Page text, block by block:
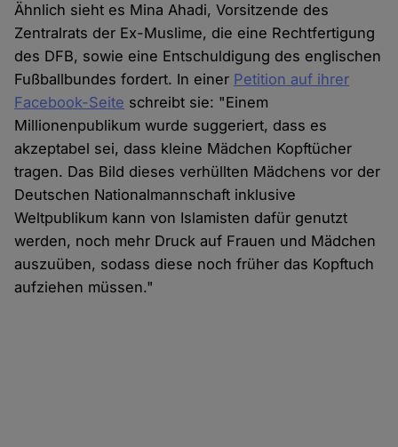
Ähnlich sieht es Mina Ahadi, Vorsitzende des
Zentralrats der Ex-Muslime, die eine Rechtfertigung
des DFB, sowie eine Entschuldigung des englischen
Fußballbundes fordert. In einer Petition auf ihrer
Facebook-Seite schreibt sie: "Einem
Millionenpublikum wurde suggeriert, dass es
akzeptabel sei, dass kleine Mädchen Kopftücher
tragen. Das Bild dieses verhüllten Mädchens vor der
Deutschen Nationalmannschaft inklusive
Weltpublikum kann von Islamisten dafür genutzt
werden, noch mehr Druck auf Frauen und Mädchen
auszuüben, sodass diese noch früher das Kopftuch
aufziehen müssen."